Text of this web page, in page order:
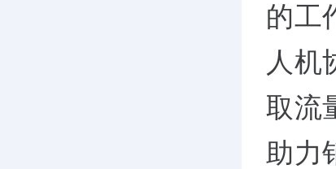
的工
人机
取流
助力